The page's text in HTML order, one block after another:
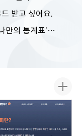
받고 싶어요.
서로 다른 통계표를 조합해서 새로운 '나만의 통계표'를 만들고 싶어요.